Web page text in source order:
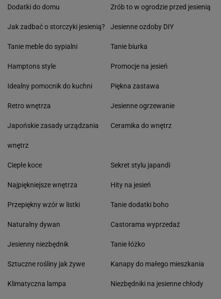
Dodatki do domu
Jak zadbać o storczyki jesienią?
Tanie meble do sypialni
Hamptons style
Idealny pomocnik do kuchni
Retro wnętrza
Japońskie zasady urządzania
wnętrz
Zrób to w ogrodzie przed jesienią
Jesienne ozdoby DIY
Tanie biurka
Promocje na jesień
Piękna zastawa
Jesienne ogrzewanie
Ceramika do wnętrz
Ciepłe koce
Najpiękniejsze wnętrza
Przepiękny wzór w listki
Naturalny dywan
Jesienny niezbędnik
Sztuczne rośliny jak żywe
Klimatyczna lampa
Sekret stylu japandi
Hity na jesień
Tanie dodatki boho
Castorama wyprzedaż
Tanie łóżko
Kanapy do małego mieszkania
Niezbędniki na jesienne chłody